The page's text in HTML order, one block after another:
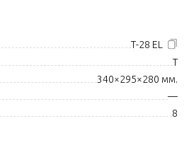
Т-28 EL
T
340×295×280 мм.
—
8